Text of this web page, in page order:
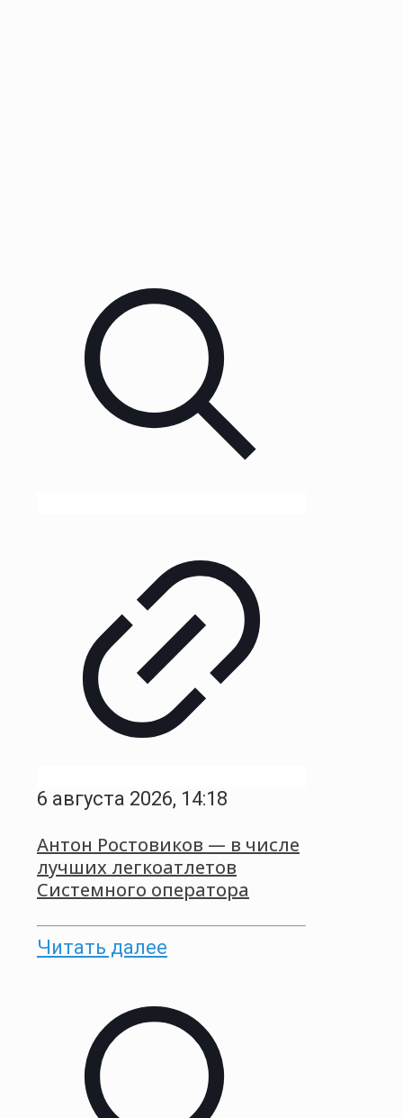
6 августа 2026, 14:18
Антон Ростовиков — в числе
лучших легкоатлетов
Системного оператора
Читать далее